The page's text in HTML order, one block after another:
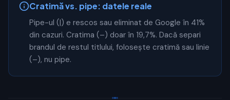
Cratimă vs. pipe: datele reale
Pipe-ul (|) e rescos sau eliminat de Google în 41%
din cazuri. Cratima (–) doar în 19,7%. Dacă separi
brandul de restul titlului, folosește cratimă sau linie
(–), nu pipe.